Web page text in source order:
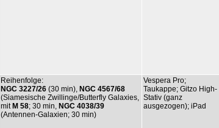
Reihenfolge:
NGC 3227/26 (30 min), NGC 4567/68
(Siamesische Zwillinge/Butterfly Galaxies,
mitM 58; 30 min, NGC 4038/39
(Antennen-Galaxien; 30 min)
Vespera Pro;
Taukappe; Gitzo High-
Stativ (ganz
ausgezogen); iPad